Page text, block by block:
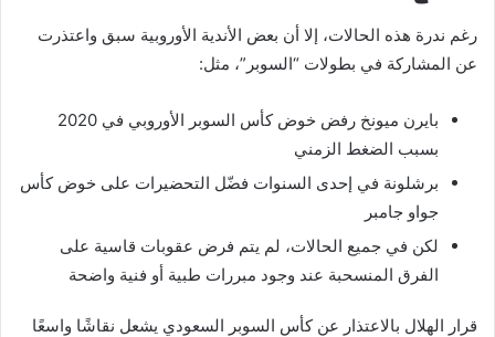
رغم ندرة هذه الحالات، إلا أن بعض الأندية الأوروبية سبق واعتذرت
عن المشاركة في بطولات “السوبر”، مثل:
بايرن ميونخ رفض خوض كأس السوبر الأوروبي في 2020
بسبب الضغط الزمني
برشلونة في إحدى السنوات فضّل التحضيرات على خوض كأس
جواو جامبر
لكن في جميع الحالات، لم يتم فرض عقوبات قاسية على
الفرق المنسحبة عند وجود مبررات طبية أو فنية واضحة
قرار الهلال بالاعتذار عن كأس السوبر السعودي يشعل نقاشًا واسعًا